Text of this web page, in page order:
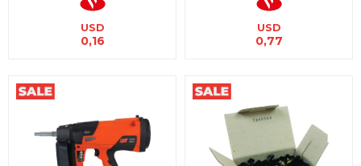
USD
0,16
USD
0,77